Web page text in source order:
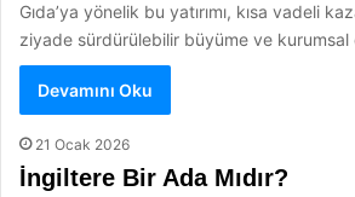
Gıda’ya yönelik bu yatırımı, kısa vadeli
ziyade sürdürülebilir büyüme ve
Devamını Oku
21 Ocak 2026
İngiltere Bir Ada Mıdır?